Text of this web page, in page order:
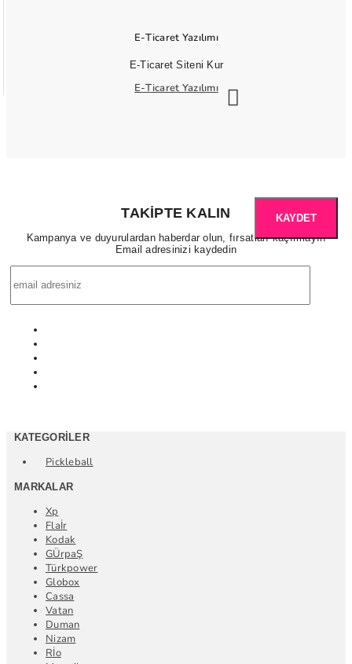
E-Ticaret Yazılımı
E-Ticaret Siteni Kur
E-Ticaret Yazılımı
TAKIPTE KALIN
Kampanya ve duyurulardan haberdar olun, fırsatları kaçırmayın
Email adresinizi kaydedin
KAYDET
KATEGORILER
Pickleball
MARKALAR
Xp
Flaİr
Kodak
GÜrpaŞ
Türkpower
Globox
Cassa
Vatan
Duman
Nizam
Rİo